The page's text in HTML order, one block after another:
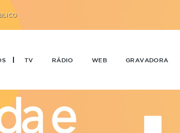
TV RÁDIO WEB GRAVADORA